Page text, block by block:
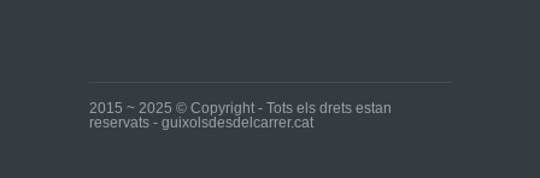
2015 ~ 2025 © Copyright - Tots els drets estan
reservats - guixolsdesdelcarrer.cat